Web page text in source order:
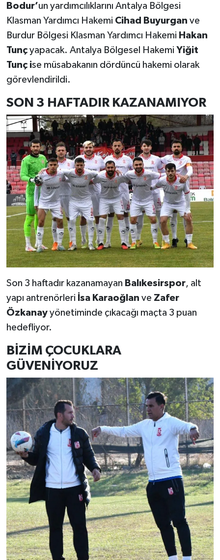
Bodur’un yardımcılıklarını Antalya Bölgesi
Klasman Yardımcı Hakemi Cihad Buyurgan ve
Burdur Bölgesi Klasman Yardımcı Hakemi Hakan
Tunçyapacak. Antalya Bölgesel Hakemi Yiğit
Tunç ise müsabakanın dördüncü hakemi olarak
görevlendirildi.
SON 3 HAFTADIR KAZANAMIYOR
Son 3 haftadır kazanamayan Balıkesirspor, alt
yapı antrenörleri İsa Karaoğlan ve Zafer
Özkanay yönetiminde çıkacağı maçta 3 puan
hedefliyor.
BİZİM ÇOCUKLARA
GÜVENİYORUZ